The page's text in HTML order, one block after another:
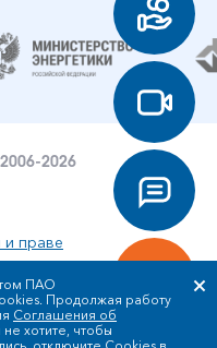
2026
и праве
в отношении
ПАО
Продолжая работу
Соглашения об
не хотите, чтобы